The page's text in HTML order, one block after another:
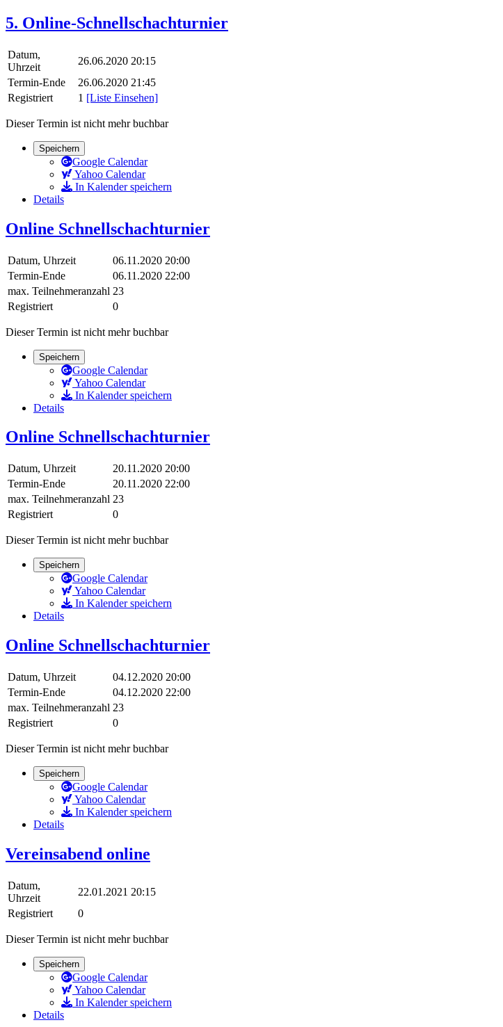
5. Online-Schnellschachturnier
Datum,
Uhrzeit
26.06.2020 20:15
Termin-Ende
26.06.2020 21:45
Registriert
1 [Liste Einsehen]
Dieser Termin ist nicht mehr buchbar
Speichern
Google Calendar
Yahoo Calendar
In Kalender speichern
Details
Online Schnellschachturnier
Datum, Uhrzeit
06.11.2020 20:00
Termin-Ende
06.11.2020 22:00
max. Teilnehmeranzahl 23
Registriert
0
Dieser Termin ist nicht mehr buchbar
Speichern
Google Calendar
Yahoo Calendar
In Kalender speichern
Details
Online Schnellschachturnier
Datum, Uhrzeit
20.11.2020 20:00
Termin-Ende
20.11.2020 22:00
max. Teilnehmeranzahl 23
Registriert
0
Dieser Termin ist nicht mehr buchbar
Speichern
Google Calendar
Yahoo Calendar
In Kalender speichern
Details
Online Schnellschachturnier
Datum, Uhrzeit
04.12.2020 20:00
Termin-Ende
04.12.2020 22:00
max. Teilnehmeranzahl 23
Registriert
0
Dieser Termin ist nicht mehr buchbar
Speichern
Google Calendar
Yahoo Calendar
In Kalender speichern
Details
Vereinsabend online
Datum,
Uhrzeit
22.01.2021 20:15
Registriert
0
Dieser Termin ist nicht mehr buchbar
Speichern
Google Calendar
Yahoo Calendar
In Kalender speichern
Details